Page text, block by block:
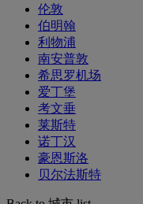
伦敦
伯明翰
利物浦
南安普敦
希思罗机场
爱丁堡
考文垂
莱斯特
诺丁汉
豪恩斯洛
贝尔法斯特